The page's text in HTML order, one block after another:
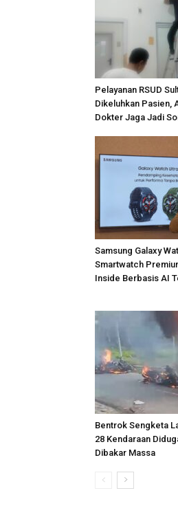
Pelayanan RSUD
Dikeluhkan Pasien,
Dokter Jaga Jadi
Samsung Galaxy
Smartwatch
Inside Berbasis AI
Bentrok Sengketa
28 Kendaraan
Dibakar Massa